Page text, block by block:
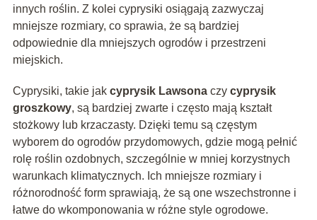
innych roślin. Z kolei cyprysiki osiągają zazwyczaj
mniejsze rozmiary, co sprawia, że są bardziej
odpowiednie dla mniejszych ogrodów i przestrzeni
miejskich.
Cyprysiki, takie jak cyprysik Lawsonaczy cyprysik
groszkowy, są bardziej zwarte i często mają kształt
stożkowy lub krzaczasty. Dzięki temu są częstym
wyborem do ogrodów przydomowych, gdzie mogą pełnić
rolę roślin ozdobnych, szczególnie w mniej korzystnych
warunkach klimatycznych. Ich mniejsze rozmiary i
różnorodność form sprawiają, że są one wszechstronne i
łatwe do wkomponowania w różne style ogrodowe.